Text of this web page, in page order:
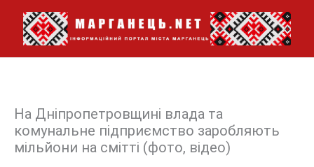
Перейти
вмісту
На Дніпропетровщині влада та
комунальне підприємство заробляють
мільйони на смітті (фото, відео)